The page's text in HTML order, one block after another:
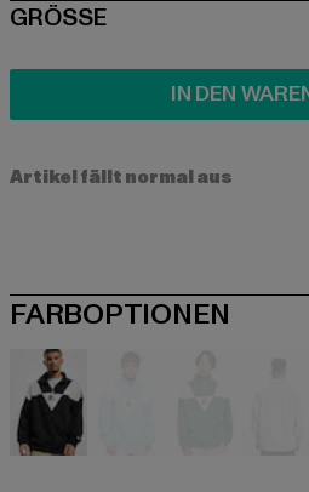
SIZE
GRÖSSE
IN DEN
Artikel fällt normal aus
FARBOPTIONEN